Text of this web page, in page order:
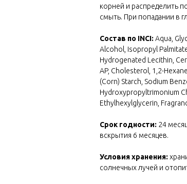
корней и распределить
смыть. При попадании в
Состав по INCI: Aqua,
Alcohol, Isopropyl
Hydrogenated Lecithin,
AP, Cholesterol, 1,2-
(Corn) Starch, Sodium
Hydroxypropyltrimonium
Ethylhexylglycerin,
Срок годности: 24
вскрытия 6 месяцев.
Условия хранения:
солнечных лучей и